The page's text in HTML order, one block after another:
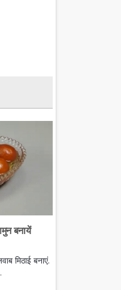
बनायें
मिठाई बनाएं.